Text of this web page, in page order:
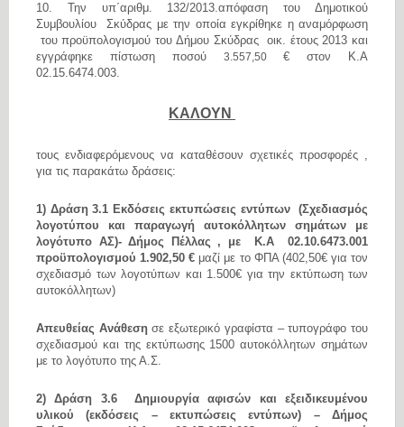
10. Την υπ΄αριθμ. 132/2013.απόφαση του Δημοτικού
Συμβουλίου
Σκύδρας με την οποία εγκρίθηκε η αναμόρφωση
του προϋπολογισμού του Δήμου Σκύδρας οικ. έτους 2013 και
εγγράφηκε πίστωση ποσού 3.557,50€ στον Κ.Α
02.15.6474.003.
ΚΑΛΟΥΝ
τους ενδιαφερόμενους να καταθέσουν σχετικές προσφορές ,
για τις παρακάτω δράσεις:
1) Δράση 3.1 Εκδόσεις εκτυπώσεις εντύπων (Σχεδιασμός
λογοτύπου και παραγωγή αυτοκόλλητων σημάτων με
λογότυπο ΑΣ)- Δήμος Πέλλας , με Κ.Α 02.10.6473.001
προϋπολογισμού 1.902,50 € μαζί με το ΦΠΑ (402,50€ για τον
σχεδιασμό των λογοτύπων και 1.500€ για την εκτύπωση των
αυτοκόλλητων)
Απευθείας Ανάθεσησε εξωτερικό γραφίστα – τυπογράφο του
σχεδιασμού και της εκτύπωσης 1500 αυτοκόλλητων σημάτων
με το λογότυπο της Α.Σ.
2) Δράση 3.6 Δημιουργία αφισών και εξειδικευμένου
υλικού (εκδόσεις – εκτυπώσεις εντύπων) – Δήμος